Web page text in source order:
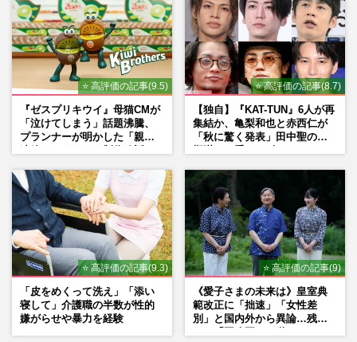
⭐ 高評価の記事(9.5)
『ゼスプリキウイ』母猫CMが
「泣けてしまう」話題沸騰、
プランナーが明かした「親に
⭐ 高評価の記事(8.7)
【独自】『KAT-TUN』6人が再
集結か、亀梨和也と赤西仁が
「秋に驚く発表」田中聖の刑
⭐ 高評価の記事(9.3)
「皮をめくって洗え」「添い
寝して」介護職の半数が性的
嫌がらせや暴力を経験
⭐ 高評価の記事(9)
《愛子さまの未来は》皇室典
範改正に「拙速」「女性差
別」と国内外から異論…残さ